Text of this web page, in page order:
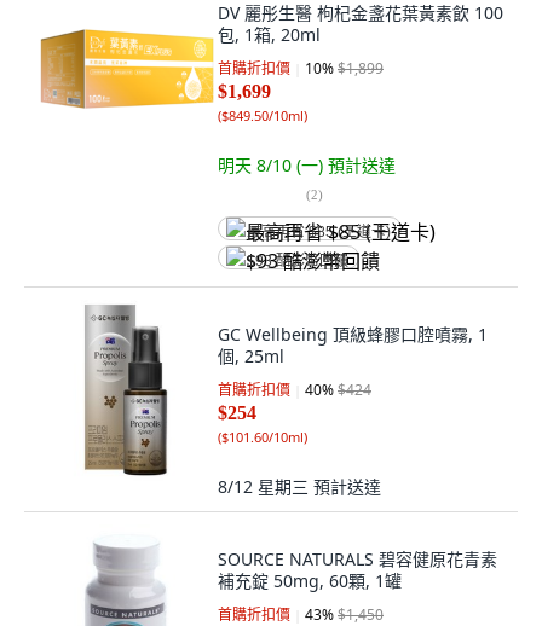
DV 麗彤生醫 枸杞金盞花葉黃素飲 100
包, 1箱, 20ml
首購折扣價 10%$1,899
$1,699
($849.50/10ml)
明天 8/10 (一) 預計送達
(2)
最高再省 $85 (王道卡)
$93 酷澎幣回饋
GC Wellbeing 頂級蜂膠口腔噴霧, 1
個, 25ml
首購折扣價 40%$424
$254
($101.60/10ml)
8/12 星期三 預計送達
SOURCE NATURALS 碧容健原花青素
補充錠 50mg, 60顆, 1罐
首購折扣價 43%$1,450